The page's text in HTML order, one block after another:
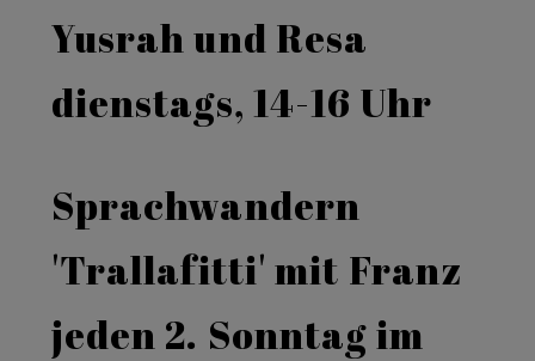
Yusrah und Resa
dienstags, 14-16 Uhr
Sprachwandern
'Trallafitti' mit Franz
jeden 2. Sonntag im